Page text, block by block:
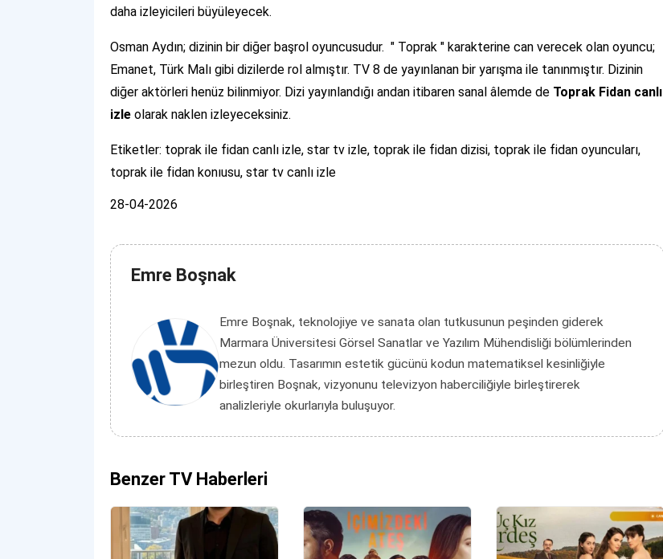
daha izleyicileri büyüleyecek.
Osman Aydın; dizinin bir diğer başrol oyuncusudur. " Toprak " karakterine can verecek olan oyuncu;
Emanet, Türk Malı gibi dizilerde rol almıştır. TV 8 de yayınlanan bir yarışma ile tanınmıştır. Dizinin
diğer aktörleri henüz bilinmiyor. Dizi yayınlandığı andan itibaren sanal âlemde de Toprak Fidan canlı
izle olarak naklen izleyeceksiniz.
Etiketler: toprak ile fidan canlı izle, star tv izle, toprak ile fidan dizisi, toprak ile fidan oyuncuları,
toprak ile fidan konıusu, star tv canlı izle
28-04-2026
Emre Boşnak
Emre Boşnak, teknolojiye ve sanata olan tutkusunun peşinden giderek
Marmara Üniversitesi Görsel Sanatlar ve Yazılım Mühendisliği bölümlerinden
mezun oldu. Tasarımın estetik gücünü kodun matematiksel kesinliğiyle
birleştiren Boşnak, vizyonunu televizyon haberciliğiyle birleştirerek
analizleriyle okurlarıyla buluşuyor.
Benzer TV Haberleri